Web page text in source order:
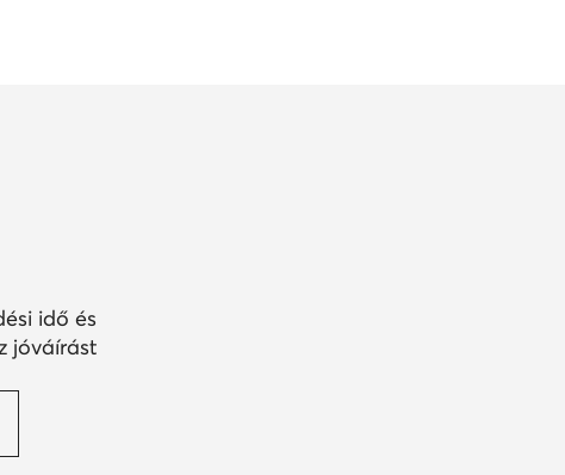
idő és
jóváírást